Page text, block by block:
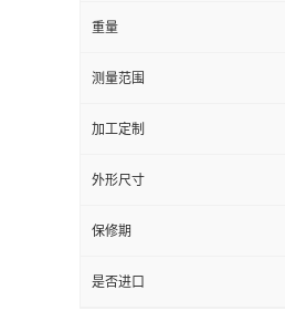
重量
测量范围
加工定制
外形尺寸
保修期
是否进口